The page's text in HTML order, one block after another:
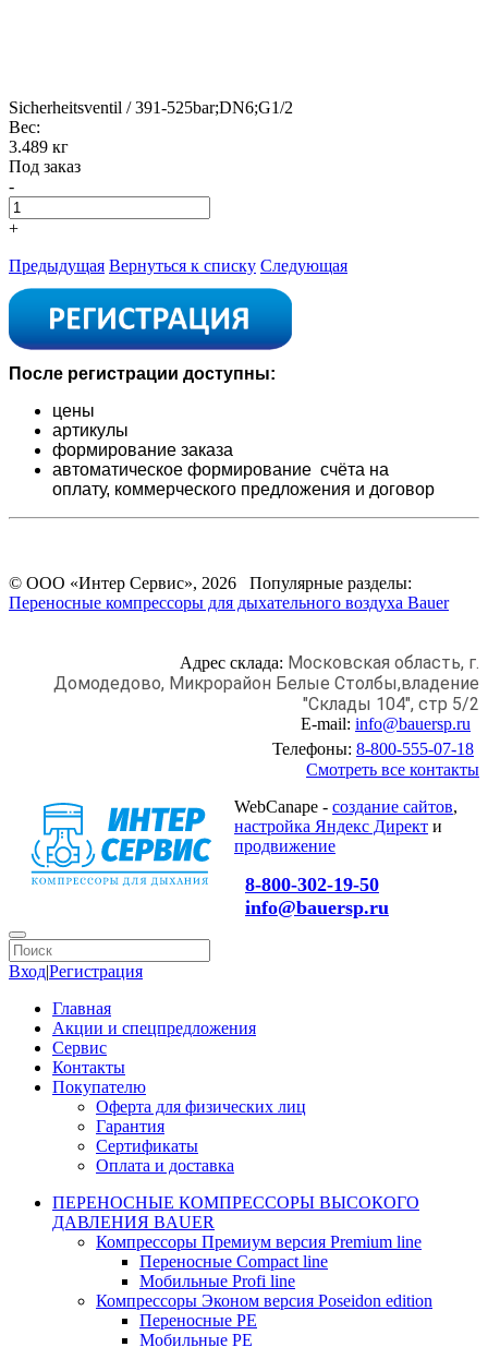
Sicherheitsventil / 391-525bar;DN6;G1/2
Вес:
3.489 кг
Под заказ
-
+
Предыдущая Вернуться к списку Следующая
После регистрации доступны:
цены
артикулы
формирование заказа
автоматическое формирование счёта на
оплату, коммерческого предложения и договор
© ООО «Интер Сервис», 2026 Популярные разделы:
Переносные компрессоры для дыхательного воздуха Bauer
Адрес склада: Московская область, г.
Домодедово, Микрорайон Белые Столбы,владение
"Склады 104", стр 5/2
E-mail: info@bauersp.ru
Телефоны: 8-800-555-07-18
Смотреть все контакты
WebCanape - создание сайтов,
настройка Яндекс Директ и
продвижение
8-800-302-19-50
info@bauersp.ru
Вход|Регистрация
Главная
Акции и спецпредложения
Сервис
Контакты
Покупателю
Оферта для физических лиц
Гарантия
Сертификаты
Оплата и доставка
ПЕРЕНОСНЫЕ КОМПРЕССОРЫ ВЫСОКОГО
ДАВЛЕНИЯ BAUER
Компрессоры Премиум версия Premium line
Переносные Compact line
Мобильные Profi line
Компрессоры Эконом версия Poseidon edition
Переносные PE
Мобильные PE